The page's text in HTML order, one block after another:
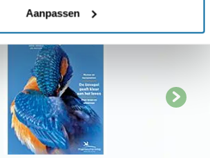
Aanpassen